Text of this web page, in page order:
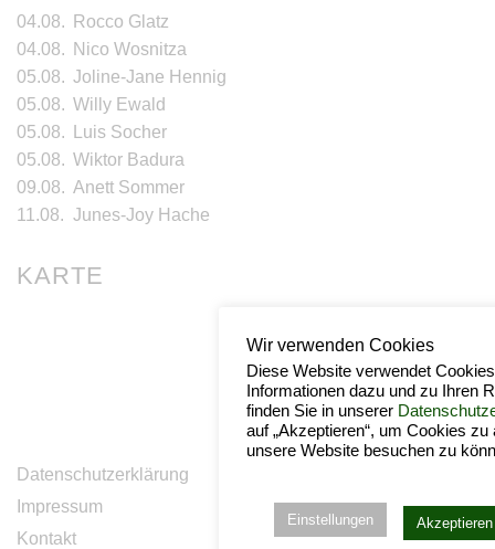
04.08.
Rocco Glatz
04.08. Nico Wosnitza
05.08. Joline-Jane Hennig
05.08. Willy Ewald
05.08.
Luis Socher
05.08. Wiktor Badura
09.08. Anett Sommer
11.08. Junes-Joy Hache
KARTE
Datenschutzerklärung
Impressum
Kontakt
Wir verwenden Cookies
Diese Website verwendet
Informationen dazu und zu Ihren
finden Sie in unserer
auf „Akzeptieren“, um Cookies
unsere Website besuchen zu
Einstellungen Akzeptieren